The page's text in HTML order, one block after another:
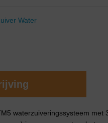
Water
waterzuiveringssysteem met